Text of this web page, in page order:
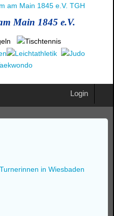
Main 1845 e.V.
Login
in Wiesbaden